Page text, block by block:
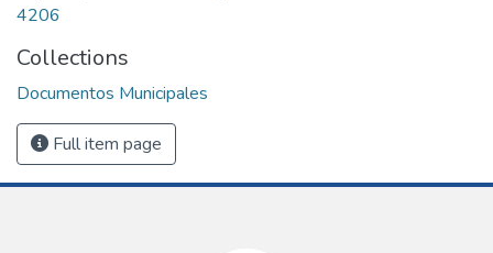
4206
Collections
Documentos Municipales
Full item page